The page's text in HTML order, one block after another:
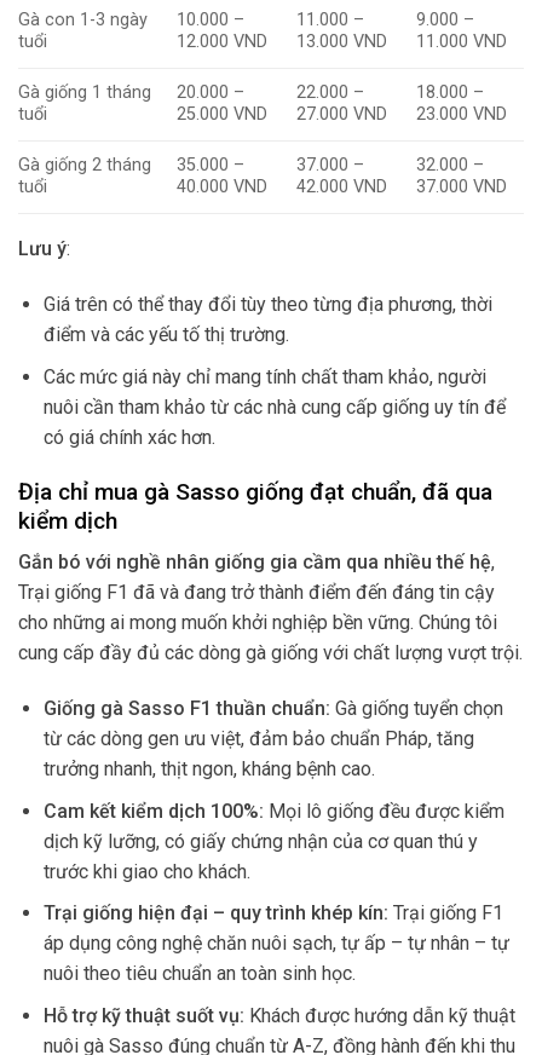
Gà con 1-3 ngày
tuổi
10.000 –
12.000 VND
11.000 –
13.000 VND
9.000 –
11.000 VND
Gà giống 1 tháng
tuổi
20.000 –
25.000 VND
22.000 –
27.000 VND
18.000 –
23.000 VND
Gà giống 2 tháng
tuổi
35.000 –
40.000 VND
37.000 –
42.000 VND
32.000 –
37.000 VND
Lưu ý:
Giá trên có thể thay đổi tùy theo từng địa phương, thời
điểm và các yếu tố thị trường.
Các mức giá này chỉ mang tính chất tham khảo, người
nuôi cần tham khảo từ các nhà cung cấp giống uy tín để
có giá chính xác hơn.
Địa chỉ mua gà Sasso giống đạt chuẩn, đã qua
kiểm dịch
Gắn bó với nghề nhân giống gia cầm qua nhiều thế hệ,
Trại giống F1 đã và đang trở thành điểm đến đáng tin cậy
cho những ai mong muốn khởi nghiệp bền vững. Chúng tôi
cung cấp đầy đủ các dòng gà giống với chất lượng vượt trội.
Giống gà Sasso F1 thuần chuẩn: Gà giống tuyển chọn
từ các dòng gen ưu việt, đảm bảo chuẩn Pháp, tăng
trưởng nhanh, thịt ngon, kháng bệnh cao.
Cam kết kiểm dịch 100%: Mọi lô giống đều được kiểm
dịch kỹ lưỡng, có giấy chứng nhận của cơ quan thú y
trước khi giao cho khách.
Trại giống hiện đại – quy trình khép kín: Trại giống F1
áp dụng công nghệ chăn nuôi sạch, tự ấp – tự nhân – tự
nuôi theo tiêu chuẩn an toàn sinh học.
Hỗ trợ kỹ thuật suốt vụ: Khách được hướng dẫn kỹ thuật
nuôi gà Sasso đúng chuẩn từ A-Z, đồng hành đến khi thu